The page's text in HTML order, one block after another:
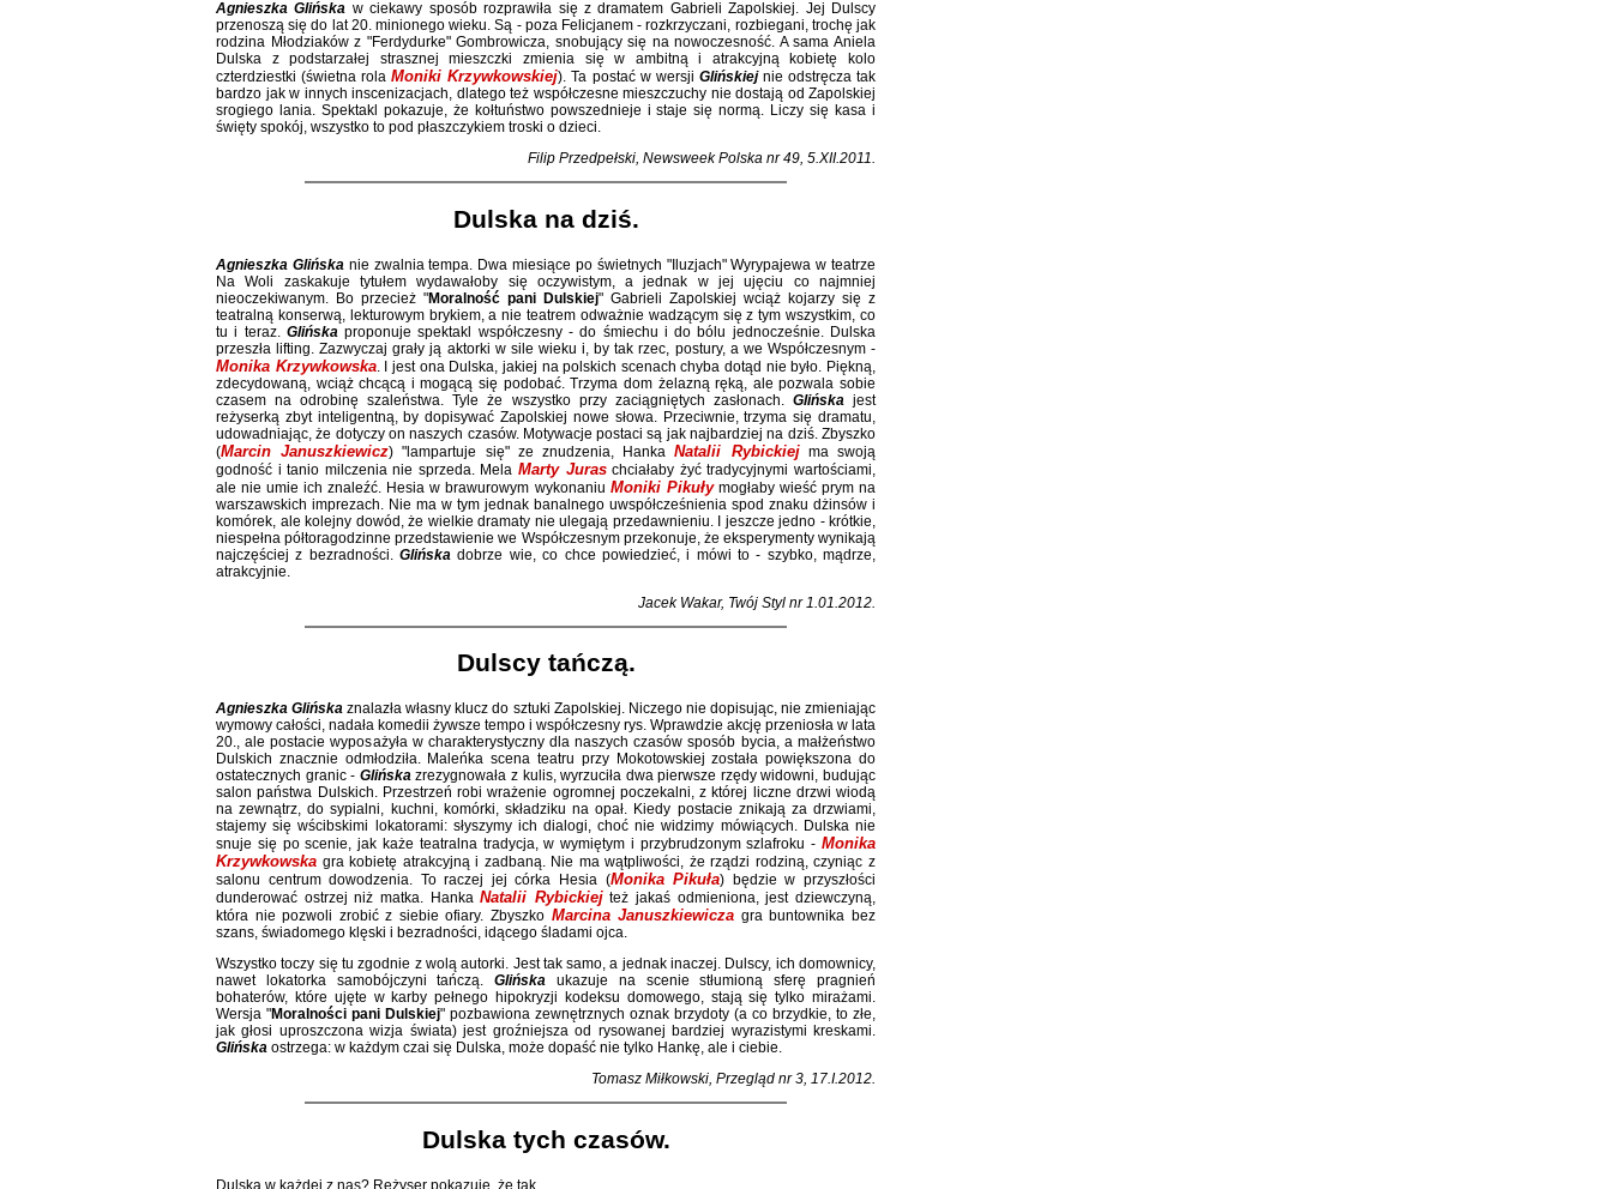
Agnieszka Glińska w ciekawy sposób rozprawiła się z dramatem Gabrieli Zapolskiej. Jej Dulscy
przenoszą się do lat 20. minionego wieku. Są - poza Felicjanem - rozkrzyczani, rozbiegani, trochę jak
rodzina Młodziaków z "Ferdydurke" Gombrowicza, snobujący się na nowoczesność. A sama Aniela
Dulska z podstarzałej strasznej mieszczki zmienia się w ambitną i atrakcyjną kobietę kolo
czterdziestki (świetna rolaMoniki Krzywkowskiej). Ta postać w wersji Glińskiejnie odstręcza tak
bardzo jak w innych inscenizacjach, dlatego też współczesne mieszczuchy nie dostają od Zapolskiej
srogiego lania. Spektakl pokazuje, że kołtuństwo powszednieje i staje się normą. Liczy się kasa i
święty spokój, wszystko to pod płaszczykiem troski o dzieci.
Filip Przedpełski, Newsweek Polska nr 49, 5.XII.2011.
Dulska na dziś.
Agnieszka Glińska nie zwalnia tempa. Dwa miesiące po świetnych "Iluzjach" Wyrypajewa w teatrze
Na Woli zaskakuje tytułem wydawałoby się oczywistym, a jednak w jej ujęciu co najmniej
nieoczekiwanym. Bo przecież "Moralność pani Dulskiej" Gabrieli Zapolskiej wciąż kojarzy się z
teatralną konserwą, lekturowym brykiem, a nie teatrem odważnie wadzącym się z tym wszystkim, co
tu i teraz. Glińska proponuje spektakl współczesny - do śmiechu i do bólu jednocześnie. Dulska
przeszła lifting. Zazwyczaj grały ją aktorki w sile wieku i, by tak rzec, postury, a we Współczesnym -
Monika Krzywkowska. I jest ona Dulska, jakiej na polskich scenach chyba dotąd nie było. Piękną,
zdecydowaną, wciąż chcącą i mogącą się podobać. Trzyma dom żelazną ręką, ale pozwala sobie
czasem na odrobinę szaleństwa. Tyle że wszystko przy zaciągniętych zasłonach. Glińska jest
reżyserką zbyt inteligentną, by dopisywać Zapolskiej nowe słowa. Przeciwnie, trzyma się dramatu,
udowadniając, że dotyczy on naszych czasów. Motywacje postaci są jak najbardziej na dziś. Zbyszko
(Marcin Januszkiewicz) "lampartuje się" ze znudzenia, HankaNatalii Rybickiejma swoją
godność i tanio milczenia nie sprzeda. MelaMarty Juraschciałaby żyć tradycyjnymi wartościami,
ale nie umie ich znaleźć. Hesia w brawurowym wykonaniu Moniki Pikułymogłaby wieść prym na
warszawskich imprezach. Nie ma w tym jednak banalnego uwspółcześnienia spod znaku dżinsów i
komórek, ale kolejny dowód, że wielkie dramaty nie ulegają przedawnieniu. I jeszcze jedno - krótkie,
niespełna półtoragodzinne przedstawienie we Współczesnym przekonuje, że eksperymenty wynikają
najczęściej z bezradności.Glińska dobrze wie, co chce powiedzieć, i mówi to - szybko, mądrze,
atrakcyjnie.
Jacek Wakar, Twój Styl nr 1.01.2012.
Dulscy tańczą.
Agnieszka Glińska znalazła własny klucz do sztuki Zapolskiej. Niczego nie dopisując, nie zmieniając
wymowy całości, nadała komedii żywsze tempo i współczesny rys. Wprawdzie akcję przeniosła w lata
20., ale postacie wyposażyła w charakterystyczny dla naszych czasów sposób bycia, a małżeństwo
Dulskich znacznie odmłodziła. Maleńka scena teatru przy Mokotowskiej została powiększona do
ostatecznych granic - Glińskazrezygnowała z kulis, wyrzuciła dwa pierwsze rzędy widowni, budując
salon państwa Dulskich. Przestrzeń robi wrażenie ogromnej poczekalni, z której liczne drzwi wiodą
na zewnątrz, do sypialni, kuchni, komórki, składziku na opał. Kiedy postacie znikają za drzwiami,
stajemy się wścibskimi lokatorami: słyszymy ich dialogi, choć nie widzimy mówiących. Dulska nie
snuje się po scenie, jak każe teatralna tradycja, w wymiętym i przybrudzonym szlafroku - Monika
Krzywkowska gra kobietę atrakcyjną i zadbaną. Nie ma wątpliwości, że rządzi rodziną, czyniąc z
salonu centrum dowodzenia. To raczej jej córka Hesia (Monika Pikuła) będzie w przyszłości
dunderować ostrzej niż matka. HankaNatalii Rybickiejteż jakaś odmieniona, jest dziewczyną,
która nie pozwoli zrobić z siebie ofiary. Zbyszko Marcina Januszkiewicza gra buntownika bez
szans, świadomego klęski i bezradności, idącego śladami ojca.
Wszystko toczy się tu zgodnie z wolą autorki. Jest tak samo, a jednak inaczej. Dulscy, ich domownicy,
nawet lokatorka samobójczyni tańczą.Glińska ukazuje na scenie stłumioną sferę pragnień
bohaterów, które ujęte w karby pełnego hipokryzji kodeksu domowego, stają się tylko mirażami.
Wersja "Moralności pani Dulskiej" pozbawiona zewnętrznych oznak brzydoty (a co brzydkie, to złe,
jak głosi uproszczona wizja świata) jest groźniejsza od rysowanej bardziej wyrazistymi kreskami.
Glińska ostrzega: w każdym czai się Dulska, może dopaść nie tylko Hankę, ale i ciebie.
Tomasz Miłkowski, Przegląd nr 3, 17.I.2012.
Dulska tych czasów.
Dulska w każdej z nas? Reżyser pokazuje, że tak.